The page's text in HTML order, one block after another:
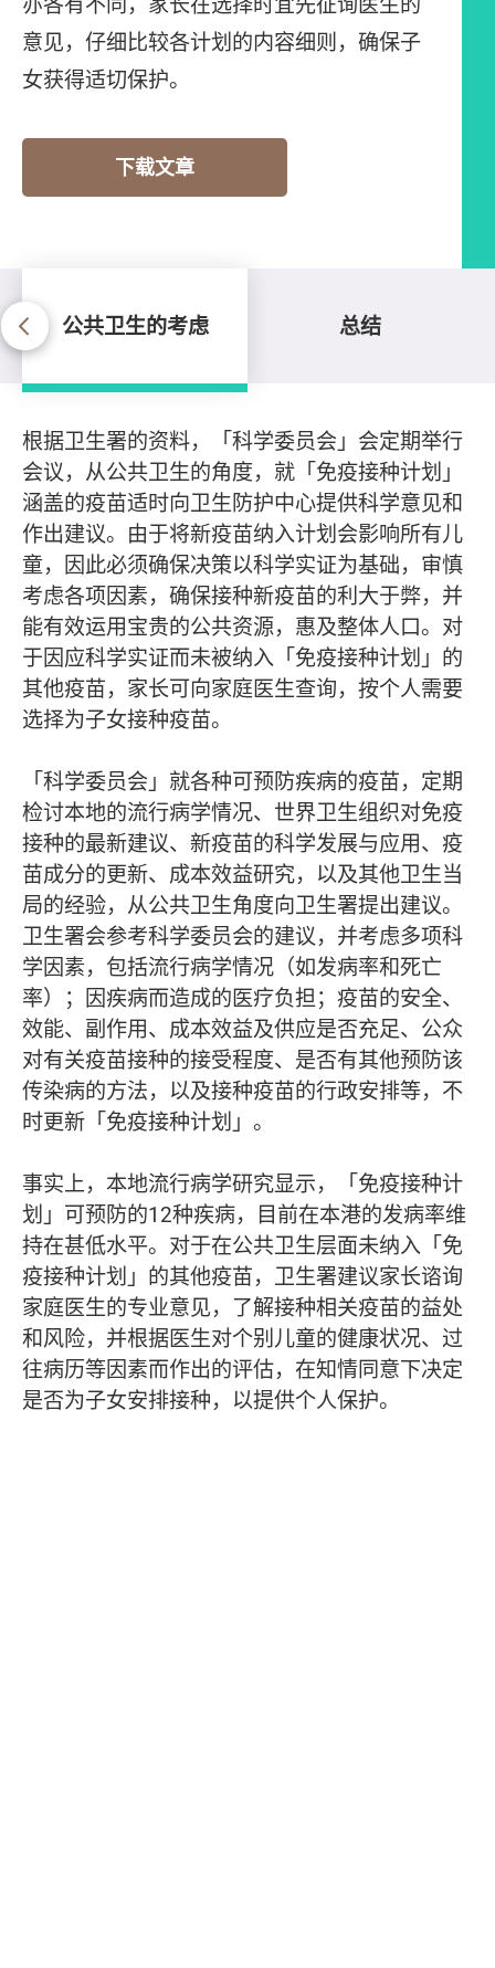
意见，仔细比较各计划的内容细则，确保子
女获得适切保护。
下载文章
公共卫生的考虑 总结
公共卫生的考虑
根据卫生署的资料，「科学委员会」会定期举行
会议，从公共卫生的角度，就「免疫接种计划」
涵盖的疫苗适时向卫生防护中心提供科学意见和
作出建议。由于将新疫苗纳入计划会影响所有儿
童，因此必须确保决策以科学实证为基础，审慎
考虑各项因素，确保接种新疫苗的利大于弊，并
能有效运用宝贵的公共资源，惠及整体人口。对
于因应科学实证而未被纳入「免疫接种计划」的
其他疫苗，家长可向家庭医生查询，按个人需要
选择为子女接种疫苗。
「科学委员会」就各种可预防疾病的疫苗，定期
检讨本地的流行病学情况、世界卫生组织对免疫
接种的最新建议、新疫苗的科学发展与应用、疫
苗成分的更新、成本效益研究，以及其他卫生当
局的经验，从公共卫生角度向卫生署提出建议。
卫生署会参考科学委员会的建议，并考虑多项科
学因素，包括流行病学情况（如发病率和死亡
率）；因疾病而造成的医疗负担；疫苗的安全、
效能、副作用、成本效益及供应是否充足、公众
对有关疫苗接种的接受程度、是否有其他预防该
传染病的方法，以及接种疫苗的行政安排等，不
时更新「免疫接种计划」。
事实上，本地流行病学研究显示，「免疫接种计
划」可预防的12种疾病，目前在本港的发病率维
持在甚低水平。对于在公共卫生层面未纳入「免
疫接种计划」的其他疫苗，卫生署建议家长谘询
家庭医生的专业意见，了解接种相关疫苗的益处
和风险，并根据医生对个别儿童的健康状况、过
往病历等因素而作出的评估，在知情同意下决定
是否为子女安排接种，以提供个人保护。